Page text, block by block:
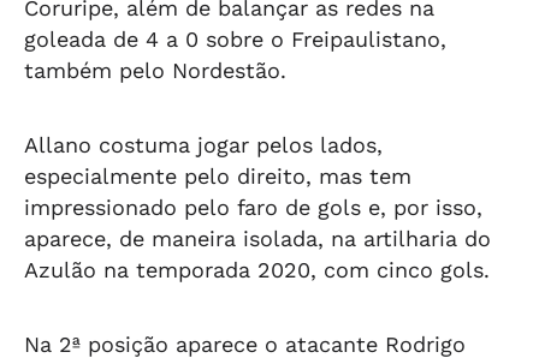
Coruripe, além de balançar as redes na
goleada de 4 a 0 sobre o Freipaulistano,
também pelo Nordestão.
Allano costuma jogar pelos lados,
especialmente pelo direito, mas tem
impressionado pelo faro de gols e, por isso,
aparece, de maneira isolada, na artilharia do
Azulão na temporada 2020, com cinco gols.
Na 2ª posição aparece o atacante Rodrigo